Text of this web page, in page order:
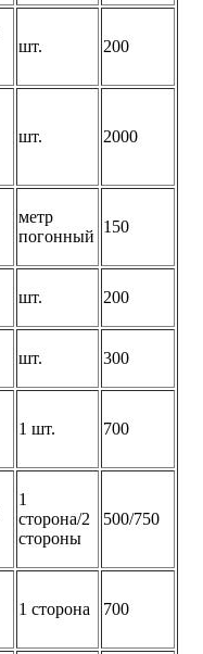
шт. 200
шт. 2000
метр
погонный
150
шт. 200
шт. 300
1 шт. 700
1
сторона/2
стороны
500/750
1 сторона 700